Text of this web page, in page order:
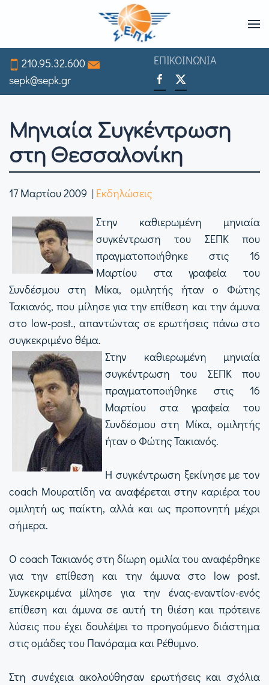
to
main
content
210.95.32.600
sepk@sepk.gr
ΕΠΙΚΟΙΝΩΝΙΑ
Μηνιαία Συγκέντρωση
στη Θεσσαλονίκη
17 Μαρτίου 2009 | Eκδηλώσεις
Στην καθιερωμένη μηνιαία
συγκέντρωση του ΣΕΠΚ που
πραγματοποιήθηκε στις 16
Μαρτίου στα γραφεία του
Συνδέσμου στη Μίκα, ομιλητής ήταν ο Φώτης
Τακιανός, που μίλησε για την επίθεση και την άμυνα
στο low-post., απαντώντας σε ερωτήσεις πάνω στο
συγκεκριμένο θέμα.
Στην καθιερωμένη μηνιαία
συγκέντρωση του ΣΕΠΚ που
πραγματοποιήθηκε στις 16
Μαρτίου στα γραφεία του
Συνδέσμου στη Μίκα, ομιλητής
ήταν ο Φώτης Τακιανός.
Η συγκέντρωση ξεκίνησε με τον
coach Μουρατίδη να αναφέρεται στην καριέρα του
ομιλητή ως παίκτη, αλλά και ως προπονητή μέχρι
σήμερα.
Ο coach Τακιανός στη δίωρη ομιλία του αναφέρθηκε
για την επίθεση και την άμυνα στο low post.
Συγκεκριμένα μίλησε για την ένας-εναντίον-ενός
επίθεση και άμυνα σε αυτή τη θιέση και πρότεινε
λύσεις που έχει δουλέψει το προηγούμενο διάστημα
στις ομάδες του Πανόραμα και Ρέθυμνο.
Στη συνέχεια ακολούθησαν ερωτήσεις και σχόλια